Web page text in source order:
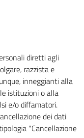
diretti agli
razzista e
inneggianti alla
istituzioni o alla
e/o diffamatori.
dei dati
"Cancellazione